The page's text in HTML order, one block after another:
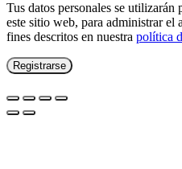
Tus datos personales se utilizarán
este sitio web, para administrar el
fines descritos en nuestra política
Registrarse